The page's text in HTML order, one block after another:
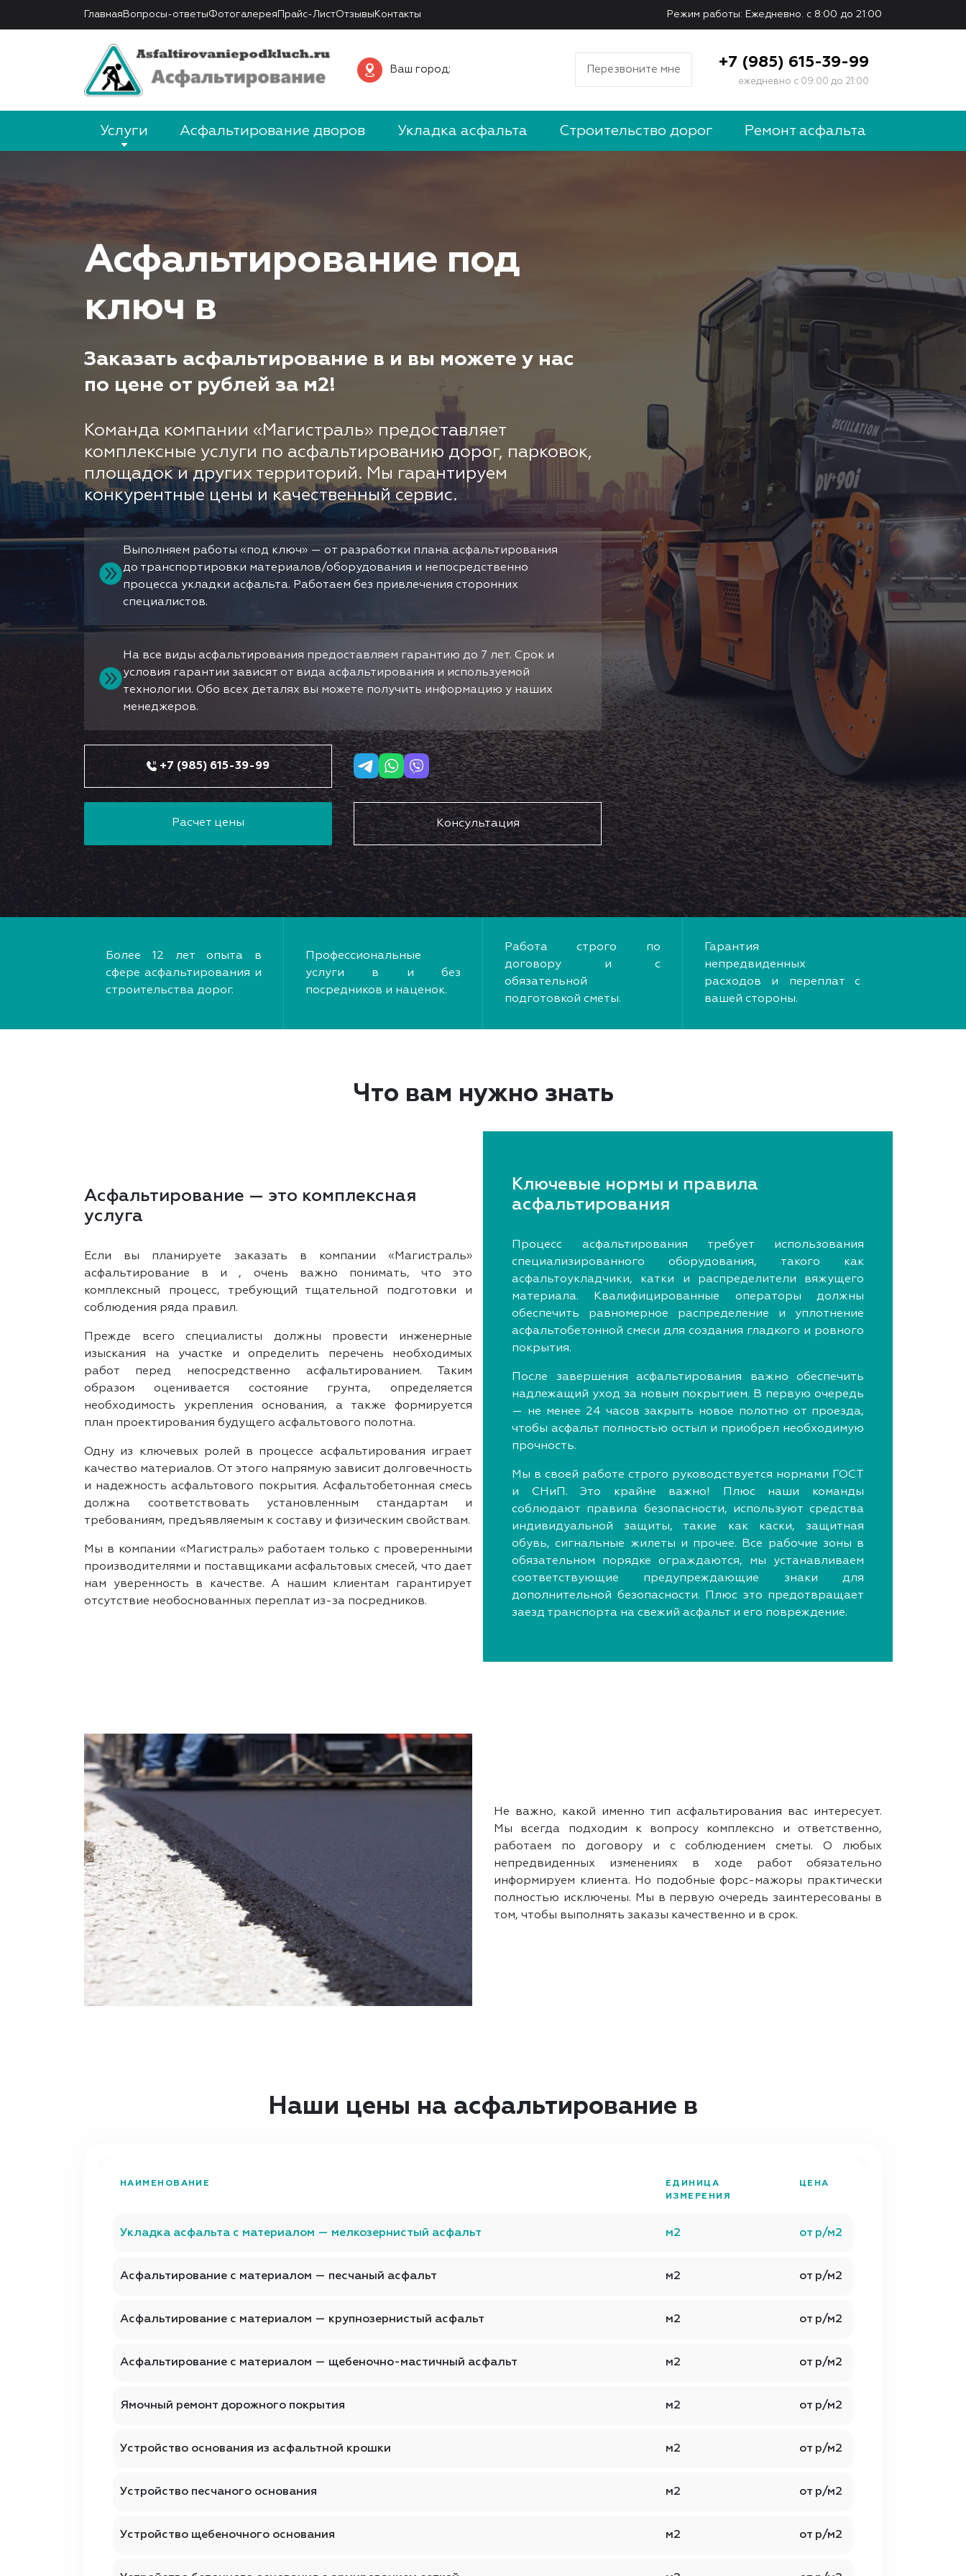
Главная Вопросы-ответыФотогалерея Прайс-ЛистОтзывы Контакты Режим работы: Ежедневно. с 8:00 до 21:00
Ваш город: Перезвоните мне +7 (985) 615-39-99
ежедневно с 09:00 до 21:00
Услуги Асфальтирование дворов Укладка асфальта Строительство дорог Ремонт асфальта
Асфальтирование под
ключ в
Заказать асфальтирование в и вы можете у нас
по цене от рублей за м2!
Команда компании «Магистраль» предоставляет
комплексные услуги по асфальтированию дорог, парковок,
площадок и других территорий. Мы гарантируем
конкурентные цены и качественный сервис.
Выполняем работы «под ключ» — от разработки плана асфальтирования
до транспортировки материалов/оборудования и непосредственно
процесса укладки асфальта. Работаем без привлечения сторонних
специалистов.
На все виды асфальтирования предоставляем гарантию до 7 лет. Срок и
условия гарантии зависят от вида асфальтирования и используемой
технологии. Обо всех деталях вы можете получить информацию у наших
менеджеров.
+7 (985) 615-39-99
Расчет цены Консультация
Более 12 лет опыта в
сфере асфальтирования и
строительства дорог.
Профессиональные
услуги в и без
посредников и наценок.
Работа строго по
договору и с
обязательной
подготовкой сметы.
Гарантия
непредвиденных
расходов и переплат с
вашей стороны.
Что вам нужно знать
Асфальтирование — это комплексная
услуга
Если вы планируете заказать в компании «Магистраль»
асфальтирование в и , очень важно понимать, что это
комплексный процесс, требующий тщательной подготовки и
соблюдения ряда правил.
Прежде всего специалисты должны провести инженерные
изыскания на участке и определить перечень необходимых
работ перед непосредственно асфальтированием. Таким
образом оценивается состояние грунта, определяется
необходимость укрепления основания, а также формируется
план проектирования будущего асфальтового полотна.
Одну из ключевых ролей в процессе асфальтирования играет
качество материалов. От этого напрямую зависит долговечность
и надежность асфальтового покрытия. Асфальтобетонная смесь
должна соответствовать установленным стандартам и
требованиям, предъявляемым к составу и физическим свойствам.
Мы в компании «Магистраль» работаем только с проверенными
производителями и поставщиками асфальтовых смесей, что дает
нам уверенность в качестве. А нашим клиентам гарантирует
отсутствие необоснованных переплат из-за посредников.
Ключевые нормы и правила
асфальтирования
Процесс асфальтирования требует использования
специализированного оборудования, такого как
асфальтоукладчики, катки и распределители вяжущего
материала. Квалифицированные операторы должны
обеспечить равномерное распределение и уплотнение
асфальтобетонной смеси для создания гладкого и ровного
покрытия.
После завершения асфальтирования важно обеспечить
надлежащий уход за новым покрытием. В первую очередь
— не менее 24 часов закрыть новое полотно от проезда,
чтобы асфальт полностью остыл и приобрел необходимую
прочность.
Мы в своей работе строго руководствуется нормами ГОСТ
и СНиП. Это крайне важно! Плюс наши команды
соблюдают правила безопасности, используют средства
индивидуальной защиты, такие как каски, защитная
обувь, сигнальные жилеты и прочее. Все рабочие зоны в
обязательном порядке ограждаются, мы устанавливаем
соответствующие предупреждающие знаки для
дополнительной безопасности. Плюс это предотвращает
заезд транспорта на свежий асфальт и его повреждение.
Не важно, какой именно тип асфальтирования вас интересует.
Мы всегда подходим к вопросу комплексно и ответственно,
работаем по договору и с соблюдением сметы. О любых
непредвиденных изменениях в ходе работ обязательно
информируем клиента. Но подобные форс-мажоры практически
полностью исключены. Мы в первую очередь заинтересованы в
том, чтобы выполнять заказы качественно и в срок.
Наши цены на асфальтирование в
НАИМЕНОВАНИЕ
ЕДИНИЦА
ИЗМЕРЕНИЯ
ЦЕНА
Укладка асфальта с материалом — мелкозернистый асфальт м2 от р/м2
Асфальтирование с материалом — песчаный асфальт м2 от р/м2
Асфальтирование с материалом — крупнозернистый асфальт м2 от р/м2
Асфальтирование с материалом — щебеночно-мастичный асфальт м2 от р/м2
Ямочный ремонт дорожного покрытия м2 от р/м2
Устройство основания из асфальтной крошки м2 от р/м2
Устройство песчаного основания м2 от р/м2
Устройство щебеночного основания м2 от р/м2